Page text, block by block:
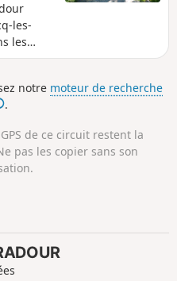
y
les-
les
aller
notre moteur de recherche
.
de ce circuit restent la
pas les copier sans son